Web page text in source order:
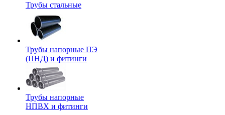
Трубы стальные
Трубы напорные ПЭ
(ПНД) и фитинги
Трубы напорные
НПВХ и фитинги